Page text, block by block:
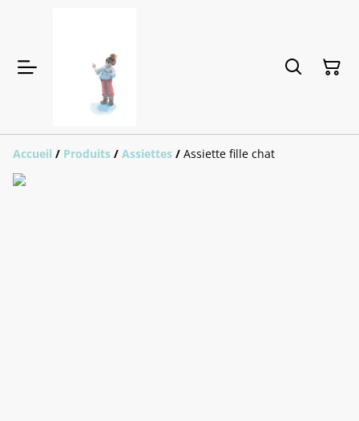
Accueil / Produits / Assiettes / Assiette fille chat